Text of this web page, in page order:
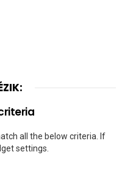
all the below criteria. If
settings.